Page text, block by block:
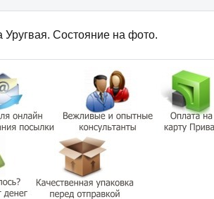
Уругвая. Состояние на фото.